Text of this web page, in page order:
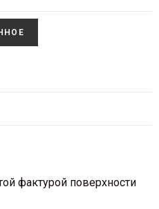
фактурой поверхности